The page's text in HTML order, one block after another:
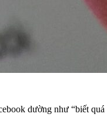
dường như “biết